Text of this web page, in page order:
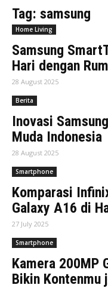
Tag: samsung
Home Living
Samsung
Hari dengan
28 August 2025
Berita
Inovasi
Muda Indonesia
28 August 2025
Smartphone
Komparasi
Galaxy A16 di
27 July 2025
Smartphone
Kamera 200MP
Bikin Kontenmu